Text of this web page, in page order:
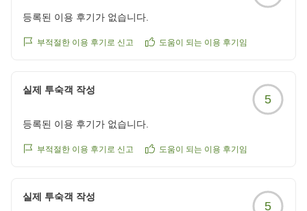
등록된 이용 후기가 없습니다.
부적절한 이용 후기로 신고 도움이 되는 이용 후기임
실제 투숙객 작성
5
등록된 이용 후기가 없습니다.
부적절한 이용 후기로 신고 도움이 되는 이용 후기임
실제 투숙객 작성
5